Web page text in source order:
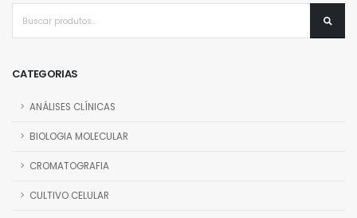
CATEGORIAS
ANÁLISES CLÍNICAS
BIOLOGIA MOLECULAR
CROMATOGRAFIA
CULTIVO CELULAR